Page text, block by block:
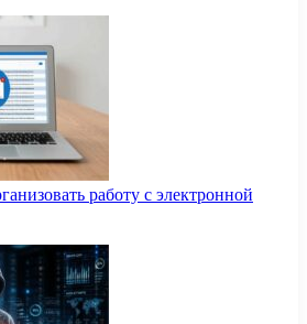
работу с электронной